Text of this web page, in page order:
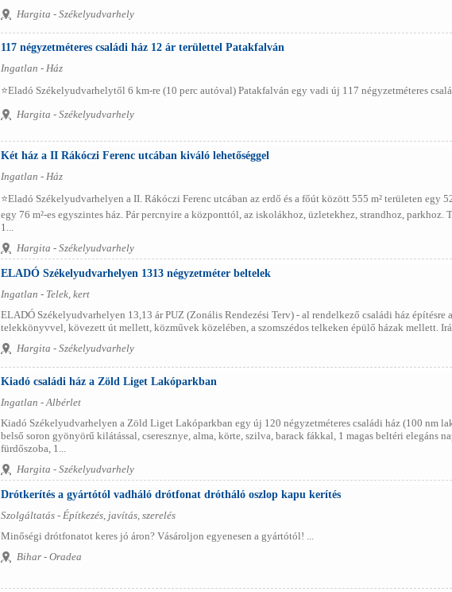
Hargita - Székelyudvarhely
117 négyzetméteres családi ház 12 ár területtel Patakfalván
Ingatlan - Ház
⭐️Eladó Székelyudvarhelytől 6 km-re (10 perc autóval) Patakfalván egy vadi új 117 négyzetméteres
Hargita - Székelyudvarhely
Két ház a II Rákóczi Ferenc utcában kiváló lehetőséggel
Ingatlan - Ház
⭐️Eladó Székelyudvarhelyen a II. Rákóczi Ferenc utcában az erdő és a főút között 555 m² területen egy
egy 76 m²-es egyszintes ház. Pár percnyire a központtól, az iskolákhoz, üzletekhez, strandhoz,
1...
Hargita - Székelyudvarhely
ELADÓ Székelyudvarhelyen 1313 négyzetméter beltelek
Ingatlan - Telek, kert
ELADÓ Székelyudvarhelyen 13,13 ár PUZ (Zonális Rendezési Terv) - al rendelkező családi ház építésre
telekkönyvvel, kövezett út mellett, közművek közelében, a szomszédos telkeken épülő házak mellett.
Hargita - Székelyudvarhely
Kiadó családi ház a Zöld Liget Lakóparkban
Ingatlan - Albérlet
Kiadó Székelyudvarhelyen a Zöld Liget Lakóparkban egy új 120 négyzetméteres családi ház (100 nm
belső soron gyönyörű kilátással, cseresznye, alma, körte, szilva, barack fákkal, 1 magas beltéri elegáns
fürdőszoba, 1...
Hargita - Székelyudvarhely
Drótkerítés a gyártótól vadháló drótfonat drótháló oszlop kapu kerítés
Szolgáltatás - Építkezés, javítás, szerelés
Minőségi drótfonatot keres jó áron? Vásároljon egyenesen a gyártótól! ...
Bihar - Oradea